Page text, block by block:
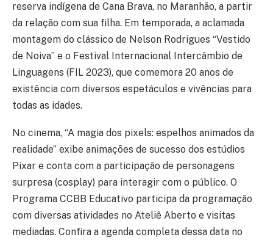
reserva indígena de Cana Brava, no Maranhão, a partir
da relação com sua filha. Em temporada, a aclamada
montagem do clássico de Nelson Rodrigues “Vestido
de Noiva” e o Festival Internacional Intercâmbio de
Linguagens (FIL 2023), que comemora 20 anos de
existência com diversos espetáculos e vivências para
todas as idades.
No cinema, “A magia dos pixels: espelhos animados da
realidade” exibe animações de sucesso dos estúdios
Pixar e conta com a participação de personagens
surpresa (cosplay) para interagir com o público. O
Programa CCBB Educativo participa da programação
com diversas atividades no Ateliê Aberto e visitas
mediadas. Confira a agenda completa dessa data no